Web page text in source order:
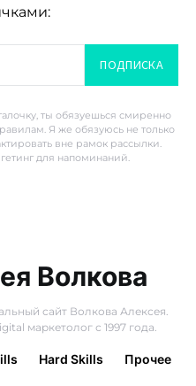
ПОДПИСКА
ты обязуешься смиренно
Я же обязуюсь не только
вне рамок рассылки.
для напоминаний.
Волкова
сайт Волкова Алексея.
маркетолог с 1997 года.
Hard Skills Прочее